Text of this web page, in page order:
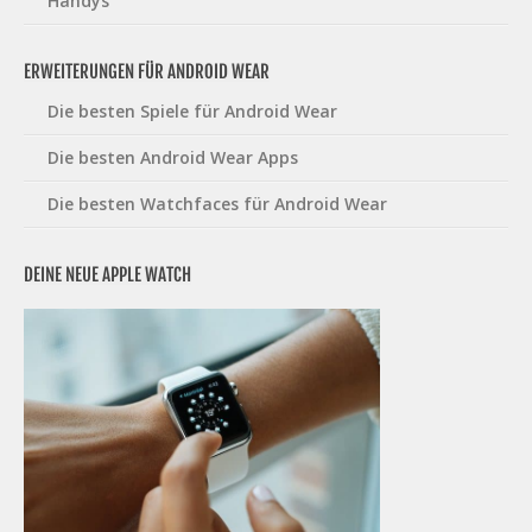
ERWEITERUNGEN FÜR ANDROID WEAR
Die besten Spiele für Android Wear
Die besten Android Wear Apps
Die besten Watchfaces für Android Wear
DEINE NEUE APPLE WATCH